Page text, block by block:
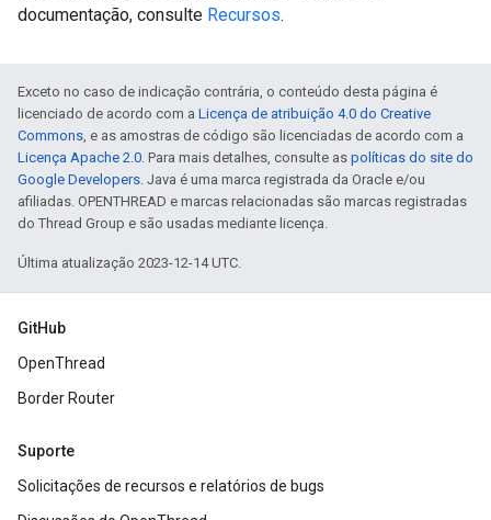
documentação, consulte Recursos.
Exceto no caso de indicação contrária, o conteúdo desta página é
licenciado de acordo com a Licença de atribuição 4.0 do Creative
Commons, e as amostras de código são licenciadas de acordo com a
Licença Apache 2.0. Para mais detalhes, consulte as políticas do site do
Google Developers. Java é uma marca registrada da Oracle e/ou
afiliadas. OPENTHREAD e marcas relacionadas são marcas registradas
do Thread Group e são usadas mediante licença.
Última atualização 2023-12-14 UTC.
GitHub
OpenThread
Border Router
Suporte
Solicitações de recursos e relatórios de bugs